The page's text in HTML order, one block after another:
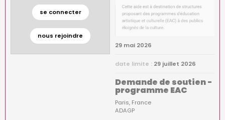
se connecter
nous rejoindre
29 mai 2026
date limite : 29 juillet 2026
Demande de soutien -
programme EAC
Paris France
ADAGP